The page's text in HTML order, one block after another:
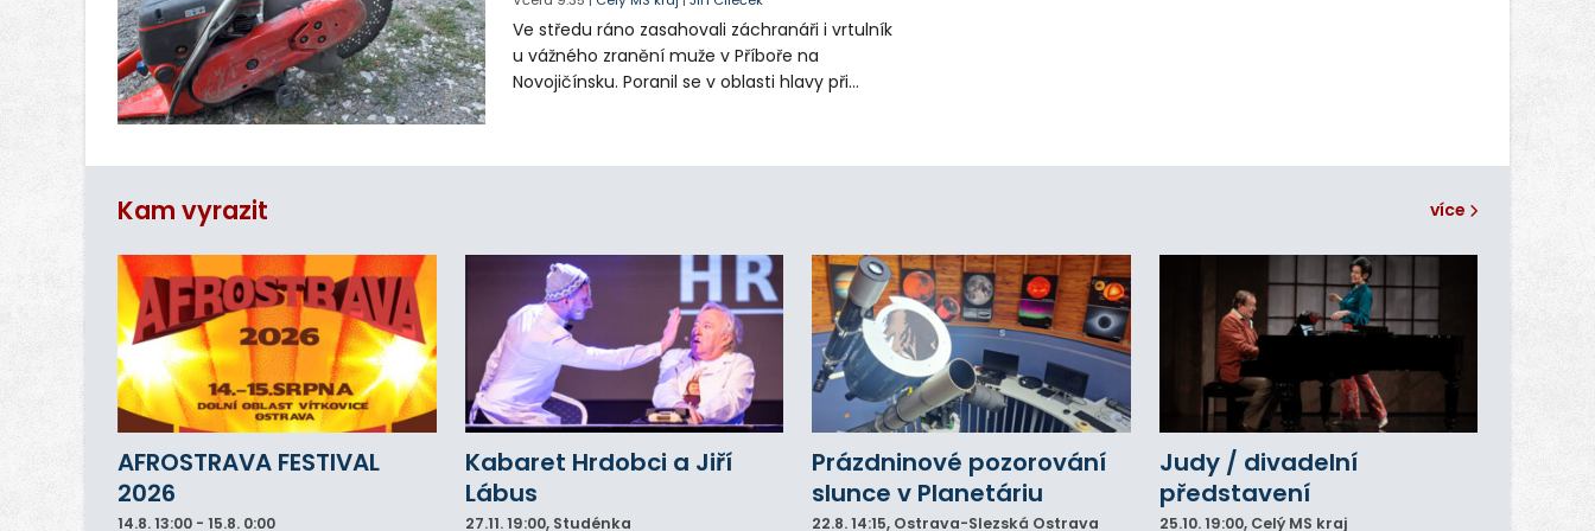
Ve středu ráno zasahovali záchranáři i vrtulník
u vážného zranění muže v Příboře na
Novojičínsku. Poranil se v oblasti hlavy při
nemocnice.
Kam vyrazit více
AFROSTRAVA FESTIVAL
2026
14.8.13:00 - 15.8. 0:00
Kabaret Hrdobci a Jiří
Lábus
27.11. 19:00, Studénka
Prázdninové pozorování
slunce v Planetáriu
22.8.14:15, Ostrava-Slezská Ostrava
Judy / divadelní
představení
25.10. 19:00, Celý MS kraj